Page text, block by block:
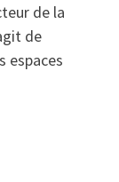
de la
de
espaces